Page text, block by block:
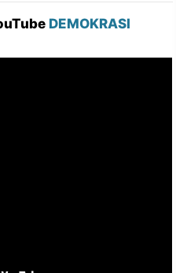
DEMOKRASI